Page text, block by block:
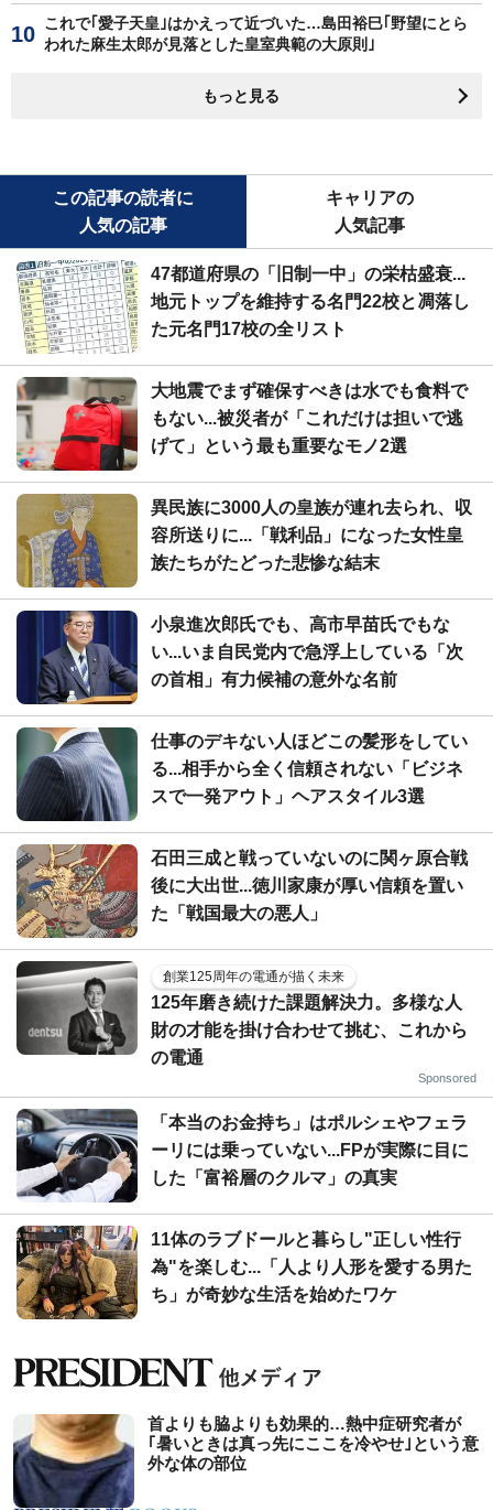
これで｢愛子天皇｣はかえって近づいた…島田裕巳｢野望にとら
われた麻生太郎が見落とした皇室典範の大原則｣
もっと見る
この記事の読者に
人気の記事
キャリアの
人気記事
47都道府県の「旧制一中」の栄枯盛衰...
地元トップを維持する名門22校と凋落し
た元名門17校の全リスト
大地震でまず確保すべきは水でも食料で
もない...被災者が「これだけは担いで逃
げて」という最も重要なモノ2選
異民族に3000人の皇族が連れ去られ、収
容所送りに...「戦利品」になった女性皇
族たちがたどった悲惨な結末
小泉進次郎氏でも、高市早苗氏でもな
い...いま自民党内で急浮上している「次
の首相」有力候補の意外な名前
仕事のデキない人ほどこの髪形をしてい
る...相手から全く信頼されない「ビジネ
スで一発アウト」ヘアスタイル3選
石田三成と戦っていないのに関ヶ原合戦
後に大出世...徳川家康が厚い信頼を置い
た「戦国最大の悪人」
創業125周年の電通が描く未来
125年磨き続けた課題解決力。多様な人
財の才能を掛け合わせて挑む、これから
の電通
Sponsored
「本当のお金持ち」はポルシェやフェラ
ーリには乗っていない...FPが実際に目に
した「富裕層のクルマ」の真実
11体のラブドールと暮らし"正しい性行
為"を楽しむ...「人より人形を愛する男た
ち」が奇妙な生活を始めたワケ
首よりも脇よりも効果的…熱中症研究者が
｢暑いときは真っ先にここを冷やせ｣という意
外な体の部位